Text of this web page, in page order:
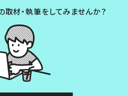
取材・執筆をしてみませんか？